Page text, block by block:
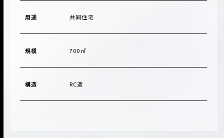
用途 共同住宅
規模 700㎡
構造 RC造